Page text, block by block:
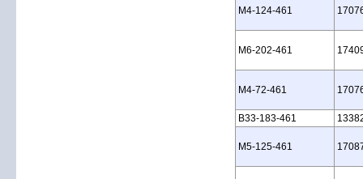
M4‑124‑461
M6‑202‑461
M4‑72‑461
B33‑183‑461
M5‑125‑461